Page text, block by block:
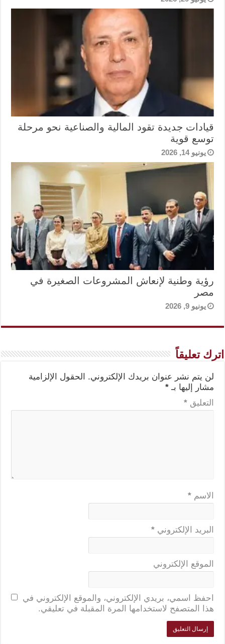
قيادات جديدة تقود المالية والصناعية نحو مرحلة
توسع قوية
يونيو 14, 2026
رؤية وطنية لإنعاش المشروعات الصغيرة في
مصر
يونيو 9, 2026
اترك تعليقاً
لن يتم نشر عنوان بريدك الإلكتروني.
الحقول الإلزامية
مشار إليها بـ *
التعليق *
الاسم *
البريد الإلكتروني *
الموقع الإلكتروني
احفظ اسمي، بريدي الإلكتروني، والموقع الإلكتروني في
هذا المتصفح لاستخدامها المرة المقبلة في تعليقي.